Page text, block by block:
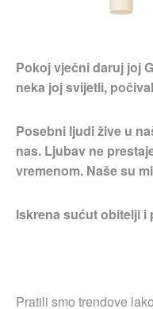
Pokoj vječni daruj joj
neka joj svijetli,
Posebni ljudi žive u
nas. Ljubav ne
vremenom. Naše su
Iskrena sućut obitelji i
Pratili smo trendove